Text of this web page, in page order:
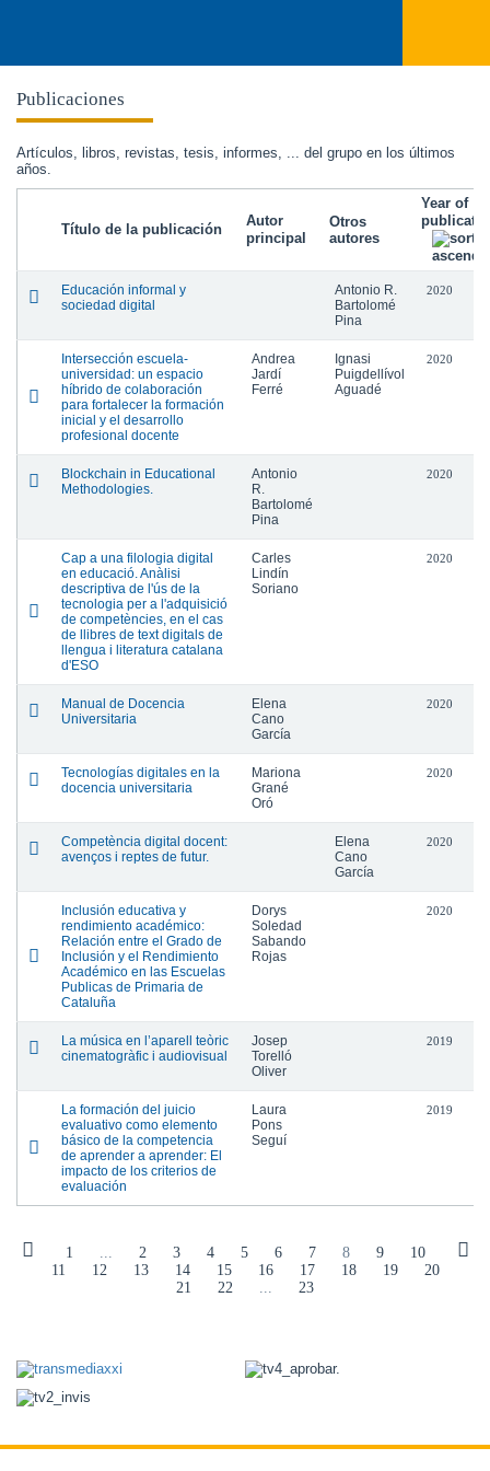
Publicaciones
Artículos, libros, revistas, tesis, informes, ... del grupo en los últimos
años.
Título de la publicación
Autor
principal
Otros
autores
Year of
Educación informal y
sociedad digital
Antonio R.
Bartolomé
Pina
2020
Intersección escuela-
universidad: un espacio
híbrido de colaboración
para fortalecer la formación
inicial y el desarrollo
profesional docente
Andrea
Jardí
Ferré
Ignasi
Puigdellívol
Aguadé
2020
Blockchain in Educational
Methodologies.
Antonio
R.
Bartolomé
Pina
2020
Cap a una filologia digital
en educació. Anàlisi
descriptiva de l'ús de la
tecnologia per a l'adquisició
de competències, en el cas
de llibres de text digitals de
llengua i literatura catalana
d'ESO
Carles
Lindín
Soriano
2020
Manual de Docencia
Universitaria
Elena
Cano
García
2020
Tecnologías digitales en la
docencia universitaria
Mariona
Grané
Oró
2020
Competència digital docent:
avenços i reptes de futur.
Elena
Cano
García
2020
Inclusión educativa y
rendimiento académico:
Relación entre el Grado de
Inclusión y el Rendimiento
Académico en las Escuelas
Publicas de Primaria de
Cataluña
Dorys
Soledad
Sabando
Rojas
2020
La música en l’aparell teòric
cinematogràfic i audiovisual
Josep
Torelló
Oliver
2019
La formación del juicio
evaluativo como elemento
básico de la competencia
de aprender a aprender: El
impacto de los criterios de
evaluación
Laura
Pons
Seguí
2019
1 ... 2 3 4 5 6 7 8 9
10
11
12 13 14 15 16 17 18 19
20
21
22 ... 23